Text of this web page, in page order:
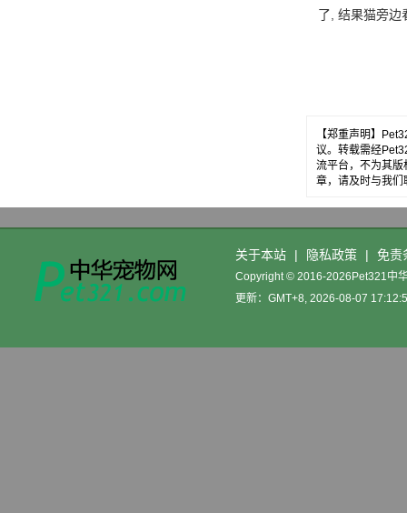
了, 结果猫旁边
【郑重声明】
议。转载需经
流平台，不为其
章，请及时与我
关于本站 | 隐私政策 | 免责
Copyright © 2016-2026Pet321中
更新：GMT+8, 2026-08-07